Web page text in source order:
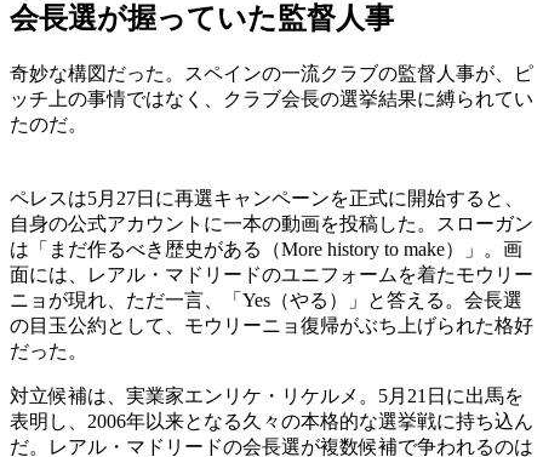
会長選が握っていた監督人事
奇妙な構図だった。スペインの一流クラブの監督人事が、ピ
ッチ上の事情ではなく、クラブ会長の選挙結果に縛られてい
たのだ。
ペレスは5月27日に再選キャンペーンを正式に開始すると、
自身の公式アカウントに一本の動画を投稿した。スローガン
は「まだ作るべき歴史がある（More history to make）」。画
面には、レアル・マドリードのユニフォームを着たモウリー
ニョが現れ、ただ一言、「Yes（やる）」と答える。会長選
の目玉公約として、モウリーニョ復帰がぶち上げられた格好
だった。
対立候補は、実業家エンリケ・リケルメ。5月21日に出馬を
表明し、2006年以来となる久々の本格的な選挙戦に持ち込ん
だ。レアル・マドリードの会長選が複数候補で争われるのは